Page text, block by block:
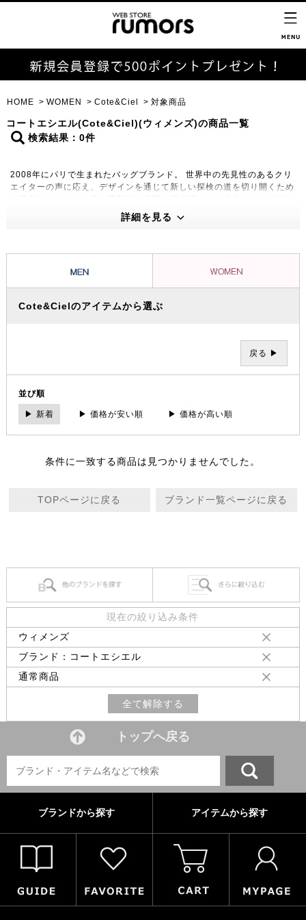
HOME WOMEN Cote&Ciel 対象商品
コートエシエル(Cote&Ciel)(ウィメンズ)の商品一覧
検索結果：0件
2008年にパリで生まれたバッグブランド。 世界中の先見性のあるクリ
エイターの声に応え、デザインを通じて新しい探検の道を切り開くため
アルな商品の数々をお届けしています。
詳細を見る
Cote&Cielのアイテムから選ぶ
戻る ▶
並び順
▶ 新着 ▶ 価格が安い順 ▶ 価格が高い順
条件に一致する商品は見つかりませんでした。
TOPページに戻る ブランド一覧ページに戻る
現在の絞り込み条件
ウィメンズ
ブランド：コートエシエル
通常商品
全て解除する
トップへ戻る
ブランドから探す アイテムから探す